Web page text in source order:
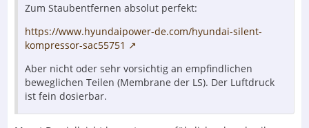
Zum Staubentfernen absolut perfekt:
https://www.hyundaipower-de.com/hyundai-silent-
kompressor-sac55751
Aber nicht oder sehr vorsichtig an empfindlichen
beweglichen Teilen (Membrane der LS). Der Luftdruck
ist fein dosierbar.